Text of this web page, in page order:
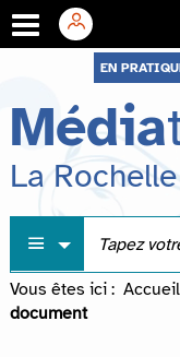
menu
contenu
recherche
EN
Média
La
Vous êtes ici : Accueil
document